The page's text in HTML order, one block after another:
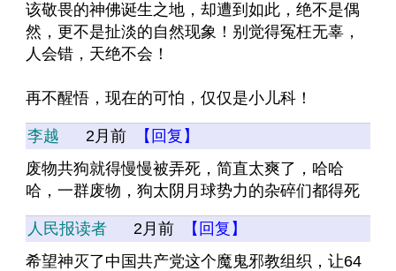
该敬畏的神佛诞生之地，却遭到如此，绝不是偶
然，更不是扯淡的自然现象！别觉得冤枉无辜，
人会错，天绝不会！
再不醒悟，现在的可怕，仅仅是小儿科！
李越 2月前
【回复】
废物共狗就得慢慢被弄死，简直太爽了，哈哈
哈，一群废物，狗太阴月球势力的杂碎们都得死
人民报读者 2月前
【回复】
希望神灭了中国共产党这个魔鬼邪教组织，让64